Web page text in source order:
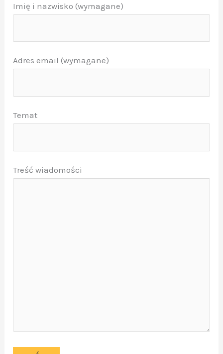
Imię i nazwisko (wymagane)
Adres email (wymagane)
Temat
Treść wiadomości